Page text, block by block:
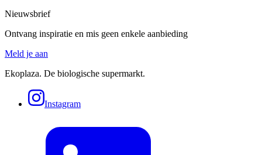
Nieuwsbrief
Ontvang inspiratie en mis geen enkele aanbieding
Meld je aan
Ekoplaza. De biologische supermarkt.
Instagram